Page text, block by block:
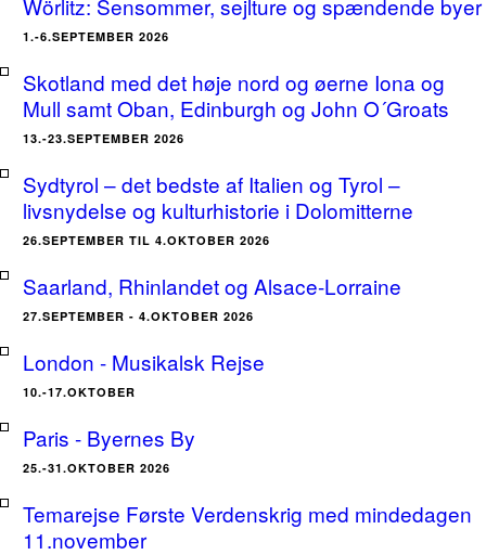
Wörlitz: Sensommer, sejlture og spændende byer
1.-6.SEPTEMBER 2026
Skotland med det høje nord og øerne Iona og
Mull samt Oban, Edinburgh og John O´Groats
13.-23.SEPTEMBER 2026
Sydtyrol – det bedste af Italien og Tyrol –
livsnydelse og kulturhistorie i Dolomitterne
26.SEPTEMBER TIL 4.OKTOBER 2026
Saarland, Rhinlandet og Alsace-Lorraine
27.SEPTEMBER - 4.OKTOBER 2026
London - Musikalsk Rejse
10.-17.OKTOBER
Paris - Byernes By
25.-31.OKTOBER 2026
Temarejse Første Verdenskrig med mindedagen
11.november